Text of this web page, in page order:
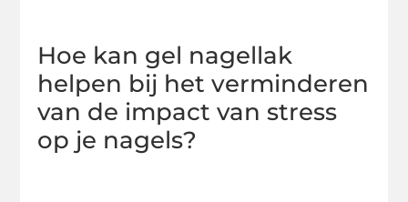
Hoe kan gel nagellak
helpen bij het verminderen
van de impact van stress
op je nagels?